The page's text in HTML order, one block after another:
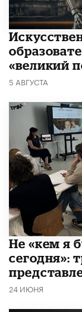
«великий
5 АВГУСТА
Не «кем я
сегодня»:
24 ИЮНЯ